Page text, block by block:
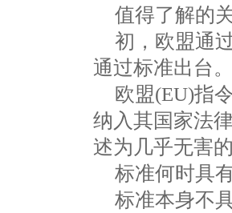
值得了解的
初，欧盟通
通过标准出台
欧盟(EU)指
纳入其国家法
述为几乎无害
标准何时具
标准本身不